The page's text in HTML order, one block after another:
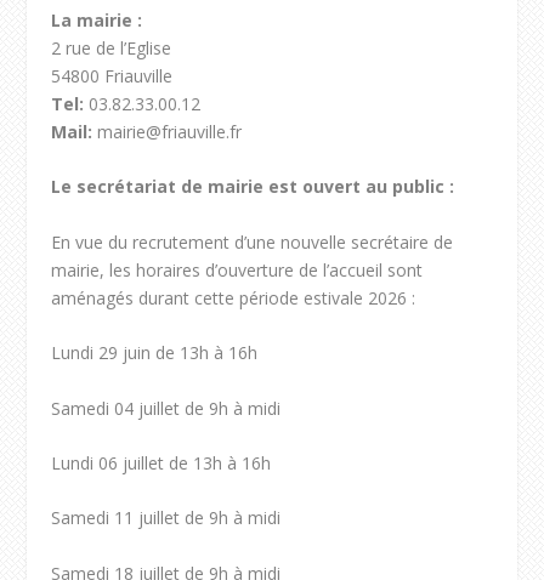
La mairie :
2 rue de l’Eglise
54800 Friauville
Tel: 03.82.33.00.12
Mail: mairie@friauville.fr
Le secrétariat de mairie est ouvert au public :
En vue du recrutement d’une nouvelle secrétaire de
mairie, les horaires d’ouverture de l’accueil sont
aménagés durant cette période estivale 2026 :
Lundi 29 juin de 13h à 16h
Samedi 04 juillet de 9h à midi
Lundi 06 juillet de 13h à 16h
Samedi 11 juillet de 9h à midi
Samedi 18 juillet de 9h à midi